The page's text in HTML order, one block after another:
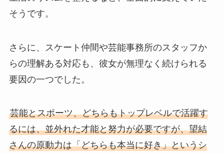
そうです。
さらに、スケート仲間や芸能事務所のスタッフか
らの理解ある対応も、彼女が無理なく続けられる
要因の一つでした。
芸能とスポーツ、どちらもトップレベルで活躍す
るには、並外れた才能と努力が必要ですが、望結
さんの原動力は「どちらも本当に好き」というシ